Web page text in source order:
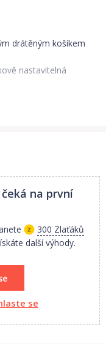
drátěným košíkem
nastavitelná
regulace
bavlny, splňuje
vlákna, zajišťující
sluneční
čeká na první
300 Zlaťáků
další výhody.
se